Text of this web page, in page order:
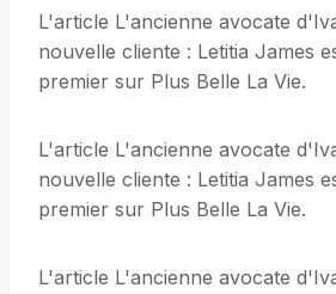
L'article L'ancienne avocate
nouvelle cliente : Letitia James
premier sur Plus Belle La Vie.
L'article L'ancienne avocate
nouvelle cliente : Letitia James
premier sur Plus Belle La Vie.
L'article L'ancienne avocate